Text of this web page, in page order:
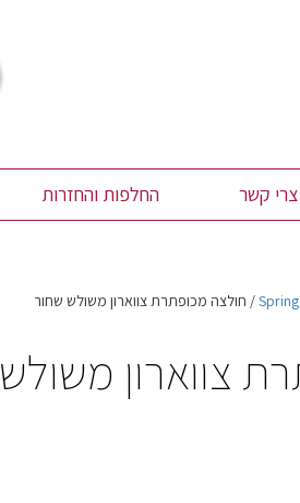
צרי קשר החלפות והחזרות
/ חולצה מכופתרת צווארון משולש שחור
צווארון משולש